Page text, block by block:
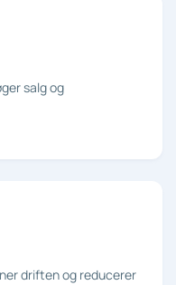
salg og
driften og reducerer